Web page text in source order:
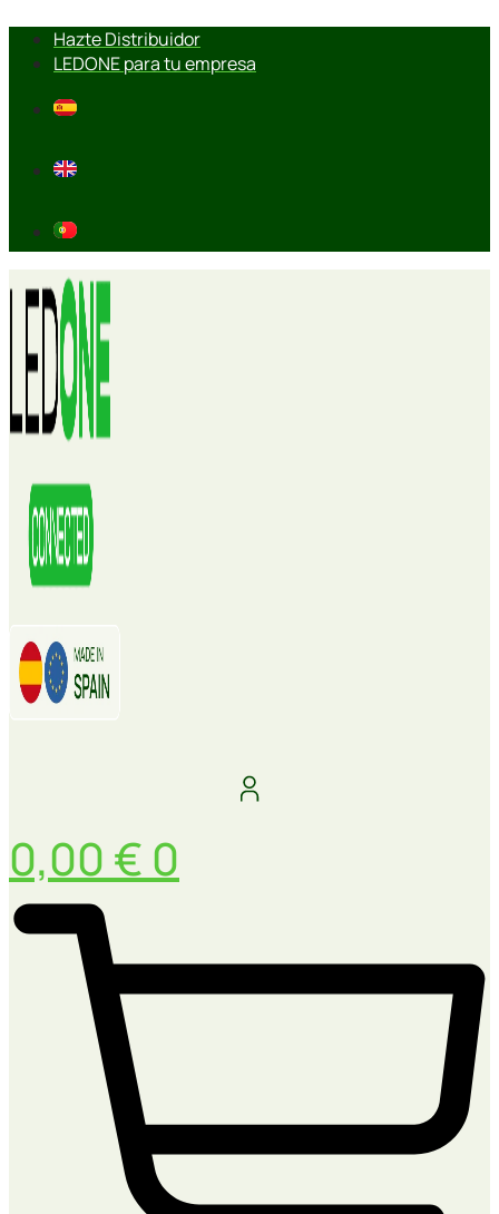
contenido
Hazte Distribuidor
LEDONE para tu empresa
0,00 € 0